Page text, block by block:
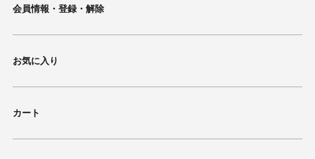
会員情報・登録・解除
お気に入り
カート